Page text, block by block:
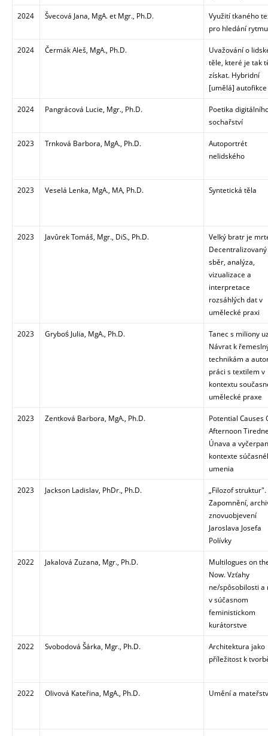
2024 Švecová Jana, MgA. et Mgr., Ph.D.
Využití tkaného
pro hledání rytmu
2024 Čermák Aleš, MgA., Ph.D.
Uvažování o
těle, které je tak
získat. Hybridní
[umělá] autofikce
2024 Pangrácová Lucie, Mgr., Ph.D.
Poetika
sochařství
2023 Trnková Barbora, MgA., Ph.D.
Autoportrét
nelidského
2023 Veselá Lenka, MgA., MA, Ph.D. Syntetická těla
2023 Javůrek Tomáš, Mgr., DiS., Ph.D.
Velký bratr je
Decentralizovaný
sběr, analýza,
vizualizace a
interpretace
rozsáhlých dat v
umělecké praxi
2023 Gryboś Julia, MgA., Ph.D.
Tanec s miliony
Návrat k
technikám a
práci s textilem v
kontextu
umělecké praxe
2023 Zentková Barbora, MgA., Ph.D.
Potential Causes
Afternoon
Únava a
kontexte
umenia
2023 Jackson Ladislav, PhDr., Ph.D.
„Filozof struktur".
Zapomnění,
znovuobjevení
Jaroslava Josefa
Polívky
2022 Jakalová Zuzana, Mgr., Ph.D.
Multilogues on
Now. Vzťahy
ne/spôsobilosti a
v súčasnom
feministickom
kurátorstve
2022 Svobodová Šárka, Mgr., Ph.D.
Architektura jako
příležitost k
2022 Olivová Kateřina, MgA., Ph.D. Umění a